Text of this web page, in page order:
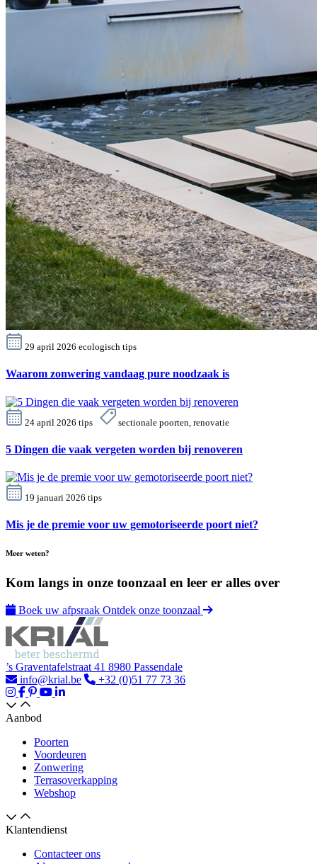
29 april 2026 ecologisch tips
Waarom zonwering vandaag pure noodzaak is
24 april 2026 tips sectionale poorten, renovatie
5 Dingen die vaak vergeten worden bij renoveren
19 januari 2026 tips
Mis je de premie voor uw gemotoriseerde poort niet?
Meer weten?
Kom langs in onze toonzaal en leer er alles over
Boek uw afpsraak Ontdek onze toonzaal
’s Graventafelstraat 41 8980 Passendale
info@krial.be
+32 (0)51 77 73 36
Aanbod
Poorten
Voordeuren
Zonwering
Terrasoverkapping
Webshop
Klantendienst
Contacteer ons